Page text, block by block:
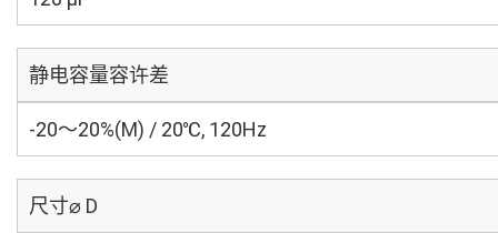
静电容量容许差
-20～20%(M) / 20℃, 120Hz
尺寸⌀ D